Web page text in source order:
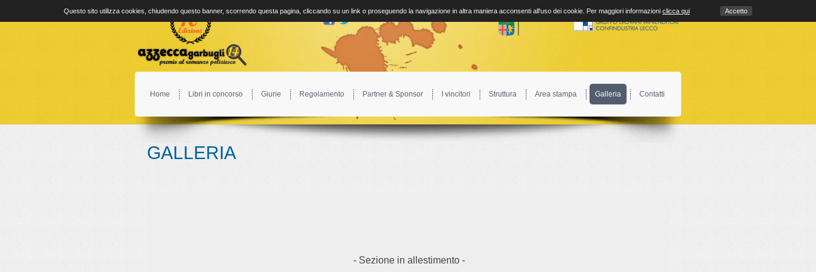
Home Libri in concorso Giurie Regolamento Partner & Sponsor I vincitori Struttura Area stampa Galleria Contatti
GALLERIA
- Sezione in allestimento -
Questo sito utilizza cookies, chiudendo questo banner, scorrendo questa pagina, cliccando su un link o proseguendo la navigazione in altra maniera acconsenti all'uso dei cookie. Per maggiori informazioni clicca qui Accetto